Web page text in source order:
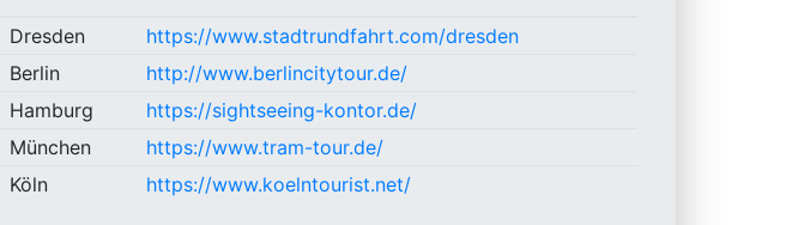
Dresden
https://www.stadtrundfahrt.com/dresden
Berlin
http://www.berlincitytour.de/
Hamburg
https://sightseeing-kontor.de/
München
https://www.tram-tour.de/
Köln https://www.koelntourist.net/